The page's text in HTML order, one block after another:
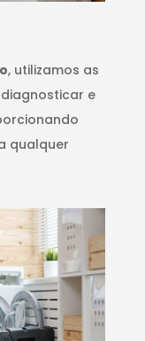
, utilizamos as
e
qualquer